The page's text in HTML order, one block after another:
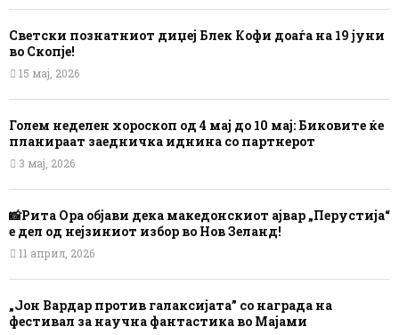
Светски познатниот диџеј Блек Кофи доаѓа на 19 јуни
во Скопје!
15 мај, 2026
Голем неделен хороскоп од 4 мај до 10 мај: Биковите ќе
планираат заедничка иднина со партнерот
3 мај, 2026
📸Рита Ора објави дека македонскиот ајвар „Перустија“
е дел од нејзиниот избор во Нов Зеланд!
11 април, 2026
„Јон Вардар против галаксијата” со награда на
фестивал за научна фантастика во Мајами